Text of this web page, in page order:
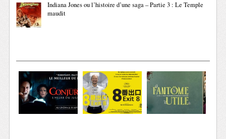
Indiana Jones ou l’histoire d’une saga – Partie 3 : Le Temple
maudit